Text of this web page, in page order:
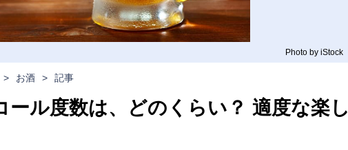
Photo by iStock
> お酒 > 記事
ール度数は、どのくらい？ 適度な楽し